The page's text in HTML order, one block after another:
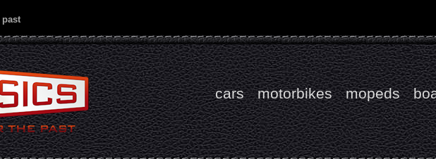
cars motorbikes mopeds